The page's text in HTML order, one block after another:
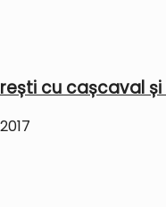
cu cașcaval și